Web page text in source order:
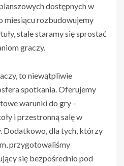
dostępnych w
miesiącu rozbudowujemy
stale staramy się sprostać
graczy.
to niewątpliwie
spotkania. Oferujemy
warunki do gry –
i przestronną salę w
Dodatkowo, dla tych, którzy
przygotowaliśmy
się bezpośrednio pod